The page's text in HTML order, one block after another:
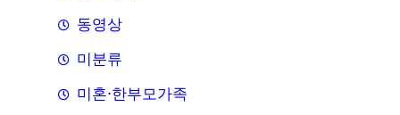
동영상
미분류
미혼·한부모가족